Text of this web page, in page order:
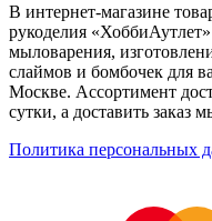
В интернет-магазине
рукоделия
мыловарения,
слаймов и бомбочек для
Москве. Ассортимент
сутки, а доставить
Политика персональных